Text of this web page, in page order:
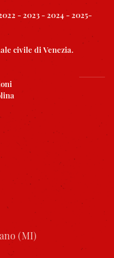
- 2023 - 2024 - 2025-
civile di Venezia.
(MI)